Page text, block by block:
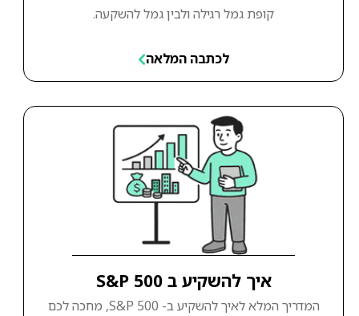
קופת גמל רגילה ולבין גמל להשקעה.
לכתבה המלאה
איך להשקיע ב S&P 500
המדריך המלא לאיך להשקיע ב- S&P 500, מחכה לכם